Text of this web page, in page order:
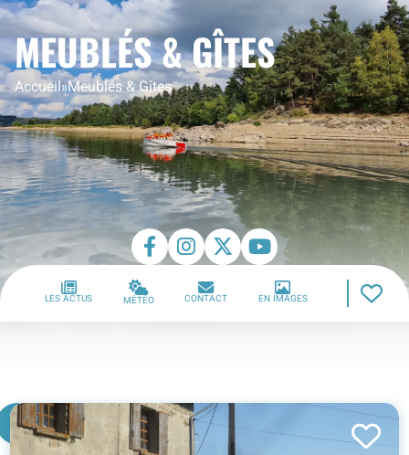
MEUBLÉS & GÎTES
Accueil»Meublés & Gîtes
LES ACTUS MÉTÉO CONTACT EN IMAGES